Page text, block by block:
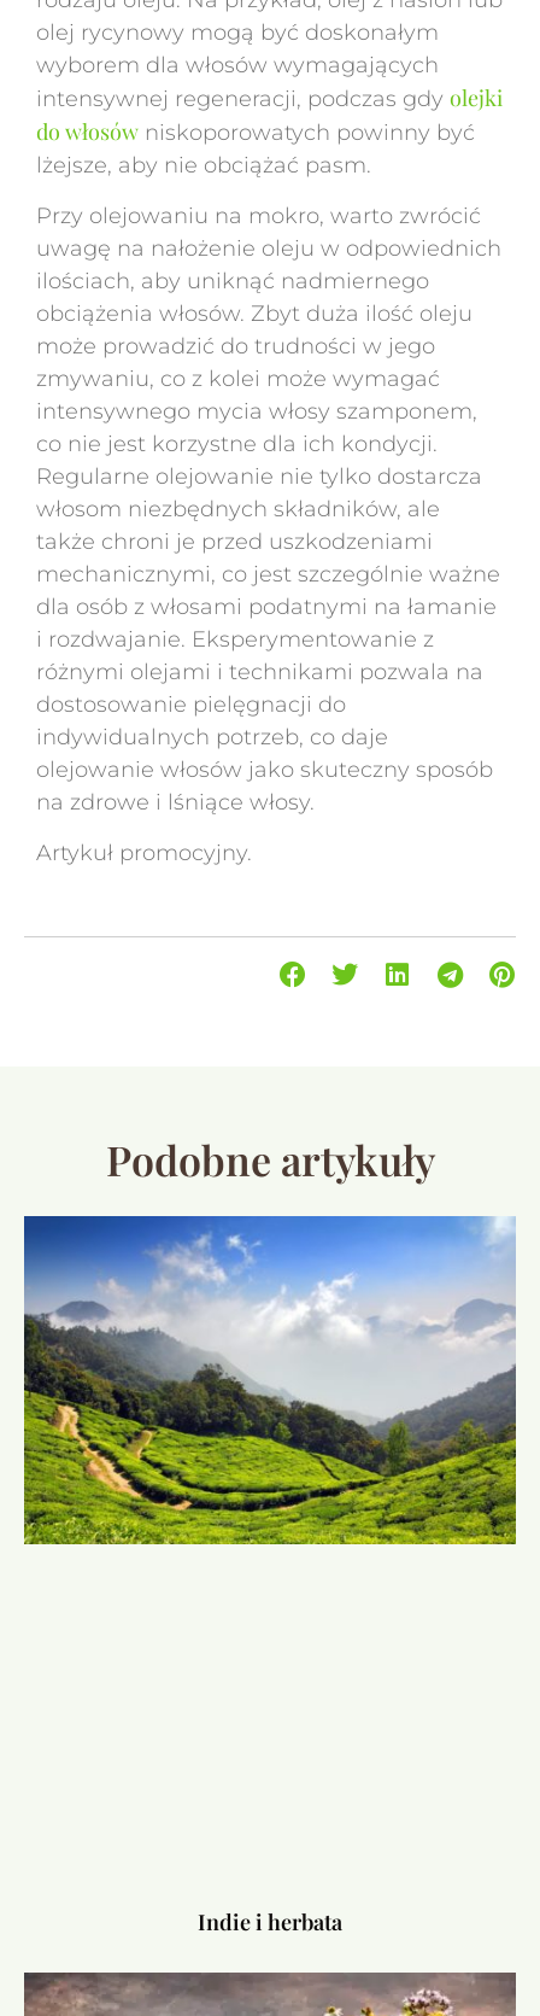
olej rycynowy mogą być doskonałym
wyborem dla włosów wymagających
intensywnej regeneracji, podczas gdy olejki
do włosów niskoporowatych powinny być
lżejsze, aby nie obciążać pasm.
Przy olejowaniu na mokro, warto zwrócić
uwagę na nałożenie oleju w odpowiednich
ilościach, aby uniknąć nadmiernego
obciążenia włosów. Zbyt duża ilość oleju
może prowadzić do trudności w jego
zmywaniu, co z kolei może wymagać
intensywnego mycia włosy szamponem,
co nie jest korzystne dla ich kondycji.
Regularne olejowanie nie tylko dostarcza
włosom niezbędnych składników, ale
także chroni je przed uszkodzeniami
mechanicznymi, co jest szczególnie ważne
dla osób z włosami podatnymi na łamanie
i rozdwajanie. Eksperymentowanie z
różnymi olejami i technikami pozwala na
dostosowanie pielęgnacji do
indywidualnych potrzeb, co daje
olejowanie włosów jako skuteczny sposób
na zdrowe i lśniące włosy.
Artykuł promocyjny.
Podobne artykuły
Indie i herbata